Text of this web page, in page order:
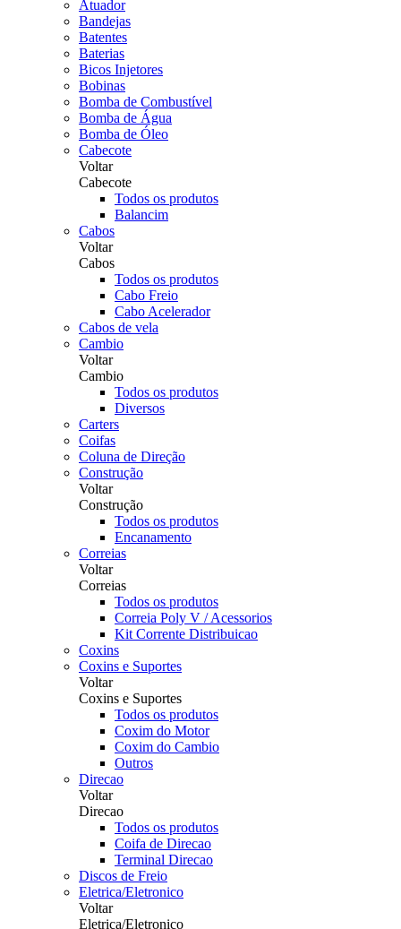
Atuador
Bandejas
Batentes
Baterias
Bicos Injetores
Bobinas
Bomba de Combustível
Bomba de Água
Bomba de Óleo
Cabecote
Voltar
Cabecote
Todos os produtos
Balancim
Cabos
Voltar
Cabos
Todos os produtos
Cabo Freio
Cabo Acelerador
Cabos de vela
Cambio
Voltar
Cambio
Todos os produtos
Diversos
Carters
Coifas
Coluna de Direção
Construção
Voltar
Construção
Todos os produtos
Encanamento
Correias
Voltar
Correias
Todos os produtos
Correia Poly V / Acessorios
Kit Corrente Distribuicao
Coxins
Coxins e Suportes
Voltar
Coxins e Suportes
Todos os produtos
Coxim do Motor
Coxim do Cambio
Outros
Direcao
Voltar
Direcao
Todos os produtos
Coifa de Direcao
Terminal Direcao
Discos de Freio
Eletrica/Eletronico
Voltar
Eletrica/Eletronico